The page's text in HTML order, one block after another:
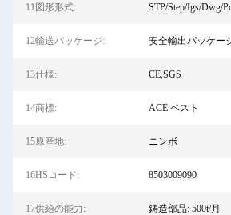
11図形形式: STP/Step/Igs/Dwg/
12輸送パッケージ: 安全輸出パッケー
13仕様: CE,SGS
14商標: ACE ベスト
15原産地: ニンボ
16HSコード: 8503009090
17供給の能力: 鋳造部品: 500t/月